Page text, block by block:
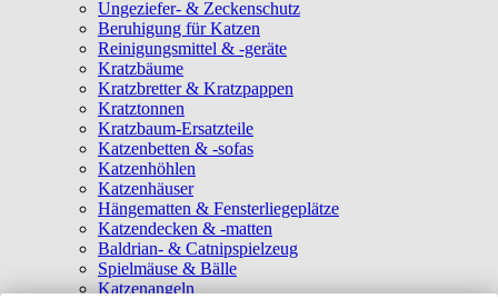
Ungeziefer- & Zeckenschutz
Beruhigung für Katzen
Reinigungsmittel & -geräte
Kratzbäume
Kratzbretter & Kratzpappen
Kratztonnen
Kratzbaum-Ersatzteile
Katzenbetten & -sofas
Katzenhöhlen
Katzenhäuser
Hängematten & Fensterliegeplätze
Katzendecken & -matten
Baldrian- & Catnipspielzeug
Spielmäuse & Bälle
Katzenangeln